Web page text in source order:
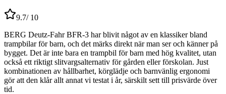
9.7/ 10
BERG Deutz-Fahr BFR-3 har blivit något av en klassiker bland
trampbilar för barn, och det märks direkt när man ser och känner på
bygget. Det är inte bara en trampbil för barn med hög kvalitet, utan
också ett riktigt slitvargsalternativ för gården eller förskolan. Just
kombinationen av hållbarhet, körglädje och barnvänlig ergonomi
gör att den klår allt annat vi testat i år, särskilt sett till prisvärde över
tid.